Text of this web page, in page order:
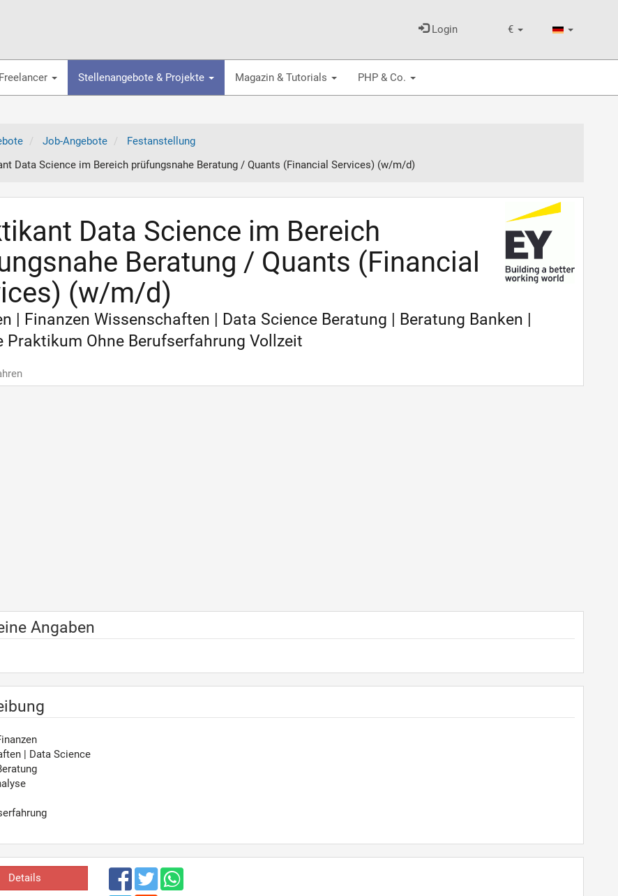
€
Login
Stellenangebote & Projekte Magazin & Tutorials PHP & Co.
Job-Angebote
Festanstellung
Data Science im Bereich prüfungsnahe Beratung / Quants (Financial Services) (w/m/d)
Data Science im Bereich
Beratung / Quants (Financial
(w/m/d)
| Finanzen Wissenschaften | Data Science Beratung | Beratung Banken |
Praktikum Ohne Berufserfahrung Vollzeit
Angaben
| Data Science
Details